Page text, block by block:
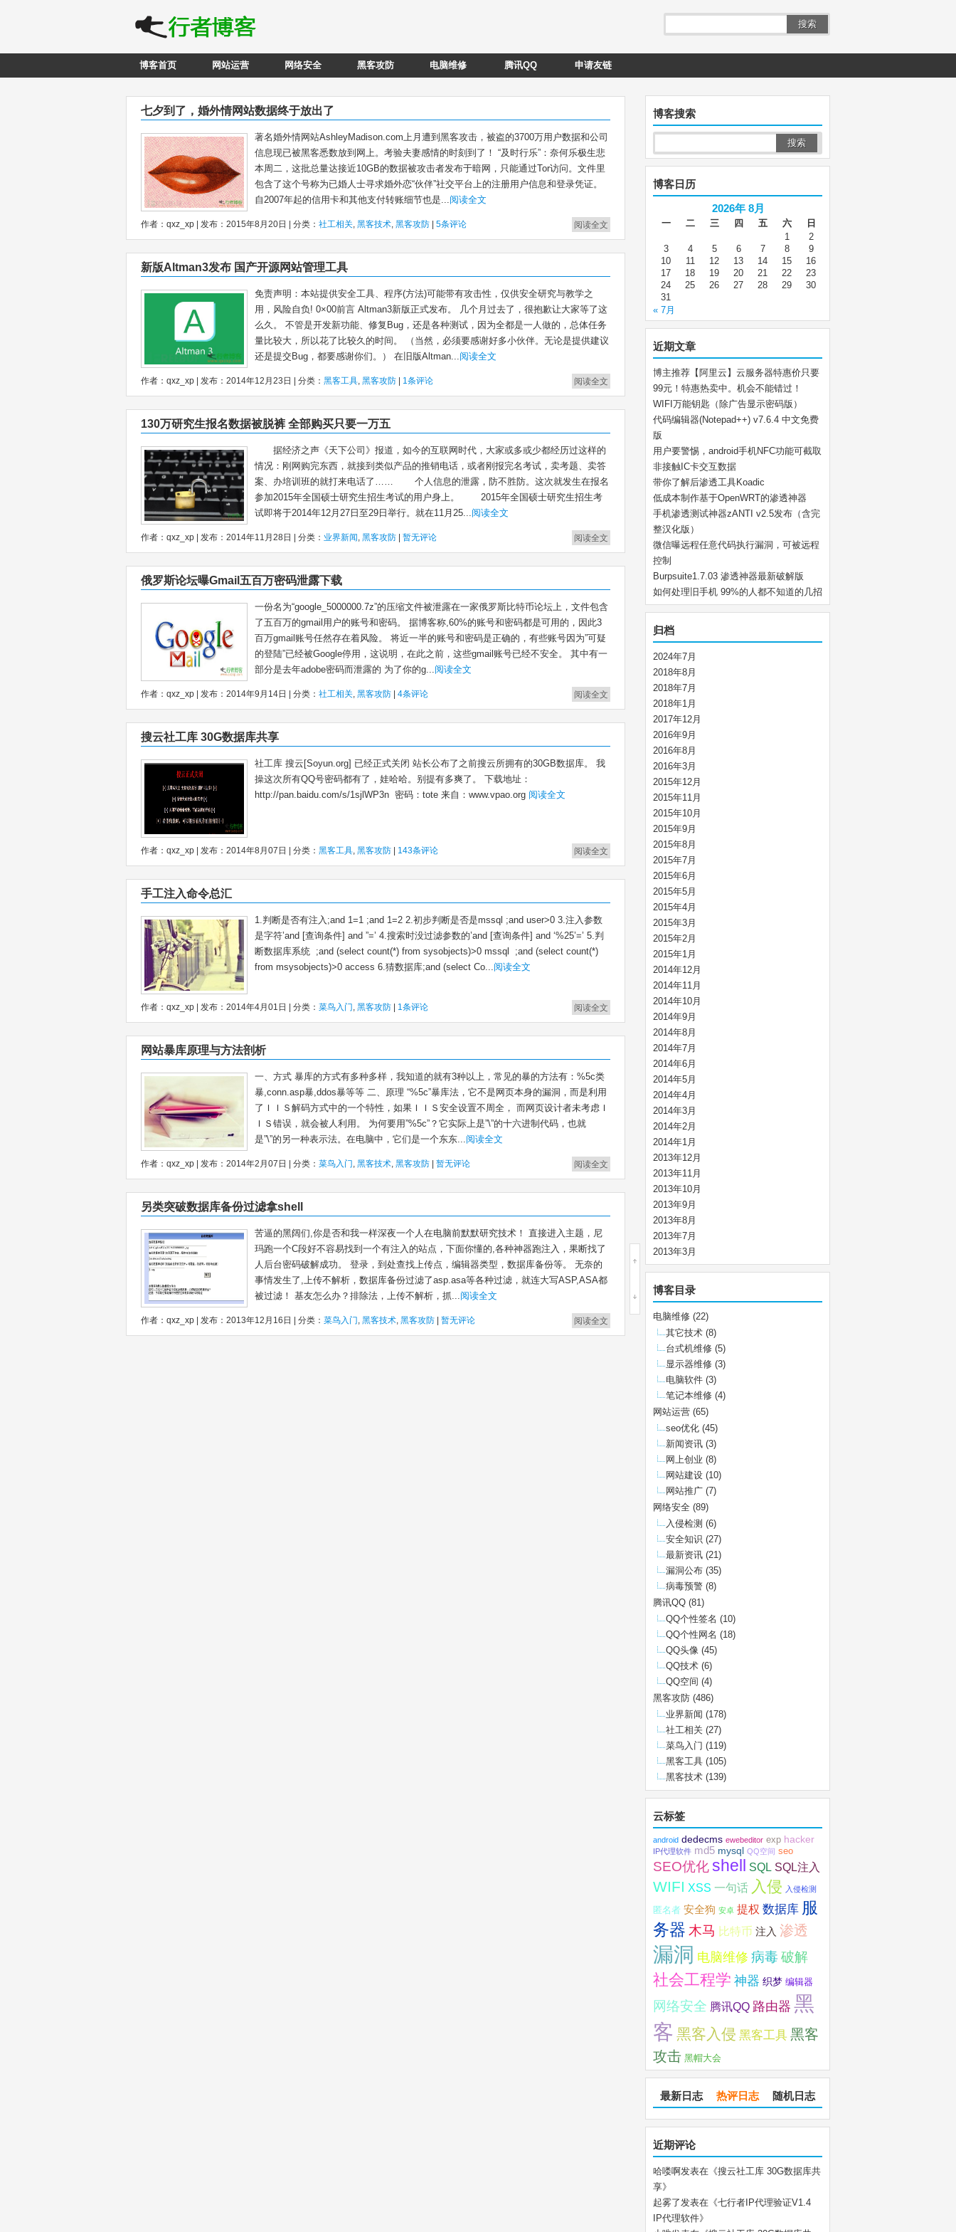
搜索
博客首页 网站运营 网络安全 黑客攻防 电脑维修 腾讯QQ 申请友链
七夕到了，婚外情网站数据终于放出了
著名婚外情网站AshleyMadison.com上月遭到黑客攻击，被盗的3700万用户数据和公司
信息现已被黑客悉数放到网上。考验夫妻感情的时刻到了！ “及时行乐”：奈何乐极生悲
本周二，这批总量达接近10GB的数据被攻击者发布于暗网，只能通过Tor访问。文件里
包含了这个号称为已婚人士寻求婚外恋“伙伴”社交平台上的注册用户信息和登录凭证。
自2007年起的信用卡和其他支付转账细节也是...阅读全文
作者：qxz_xp | 发布：2015年8月20日 | 分类： 社工相关, 黑客技术, 黑客攻防 5条评论 阅读全文
新版Altman3发布 国产开源网站管理工具
免责声明：本站提供安全工具、程序(方法)可能带有攻击性，仅供安全研究与教学之
用，风险自负! 0×00前言 Altman3新版正式发布。 几个月过去了，很抱歉让大家等了这
么久。 不管是开发新功能、修复Bug，还是各种测试，因为全都是一人做的，总体任务
量比较大，所以花了比较久的时间。 （当然，必须要感谢好多小伙伴。无论是提供建议
还是提交Bug，都要感谢你们。） 在旧版Altman...阅读全文
作者：qxz_xp | 发布：2014年12月23日 | 分类： 黑客工具, 黑客攻防 1条评论 阅读全文
130万研究生报名数据被脱裤 全部购买只要一万五
据经济之声《天下公司》报道，如今的互联网时代，大家或多或少都经历过这样的
情况：刚网购完东西，就接到类似产品的推销电话，或者刚报完名考试，卖考题、卖答
案、办培训班的就打来电话了…… 个人信息的泄露，防不胜防。这次就发生在报名
参加2015年全国硕士研究生招生考试的用户身上。 2015年全国硕士研究生招生考
试即将于2014年12月27日至29日举行。就在11月25...阅读全文
作者：qxz_xp | 发布：2014年11月28日 | 分类： 业界新闻, 黑客攻防 暂无评论 阅读全文
俄罗斯论坛曝Gmail五百万密码泄露下载
一份名为“google_5000000.7z”的压缩文件被泄露在一家俄罗斯比特币论坛上，文件包含
了五百万的gmail用户的账号和密码。 据博客称,60%的账号和密码都是可用的，因此3
百万gmail账号任然存在着风险。 将近一半的账号和密码是正确的，有些账号因为”可疑
的登陆”已经被Google停用，这说明，在此之前，这些gmail账号已经不安全。 其中有一
部分是去年adobe密码而泄露的 为了你的g...阅读全文
作者：qxz_xp | 发布：2014年9月14日 | 分类： 社工相关, 黑客攻防 4条评论 阅读全文
搜云社工库 30G数据库共享
社工库 搜云[Soyun.org] 已经正式关闭 站长公布了之前搜云所拥有的30GB数据库。 我
操这次所有QQ号密码都有了，娃哈哈。别提有多爽了。 下载地址：
http://pan.baidu.com/s/1sjlWP3n 密码：tote 来自：www.vpao.org 阅读全文
作者：qxz_xp | 发布：2014年8月07日 | 分类： 黑客工具, 黑客攻防 143条评论 阅读全文
手工注入命令总汇
1.判断是否有注入;and 1=1 ;and 1=2 2.初步判断是否是mssql ;and user>0 3.注入参数
是字符’and [查询条件] and ”=’ 4.搜索时没过滤参数的’and [查询条件] and ‘%25’=’ 5.判
断数据库系统 ;and (select count(*) from sysobjects)>0 mssql ;and (select count(*)
from msysobjects)>0 access 6.猜数据库;and (select Co...阅读全文
作者：qxz_xp | 发布：2014年4月01日 | 分类： 菜鸟入门, 黑客攻防 1条评论 阅读全文
网站暴库原理与方法剖析
一、方式 暴库的方式有多种多样，我知道的就有3种以上，常见的暴的方法有：%5c类
暴,conn.asp暴,ddos暴等等 二、原理 “%5c”暴库法，它不是网页本身的漏洞，而是利用
了ＩＩＳ解码方式中的一个特性，如果ＩＩＳ安全设置不周全， 而网页设计者未考虑Ｉ
ＩＳ错误，就会被人利用。 为何要用”%5c”？它实际上是”\”的十六进制代码，也就
是”\”的另一种表示法。在电脑中，它们是一个东东...阅读全文
作者：qxz_xp | 发布：2014年2月07日 | 分类： 菜鸟入门, 黑客技术, 黑客攻防 暂无评论 阅读全文
另类突破数据库备份过滤拿shell
苦逼的黑阔们,你是否和我一样深夜一个人在电脑前默默研究技术！ 直接进入主题，尼
玛跑一个C段好不容易找到一个有注入的站点，下面你懂的,各种神器跑注入，果断找了
人后台密码破解成功。 登录，到处查找上传点，编辑器类型，数据库备份等。 无奈的
事情发生了,上传不解析，数据库备份过滤了asp.asa等各种过滤，就连大写ASP,ASA都
被过滤！ 基友怎么办？排除法，上传不解析，抓...阅读全文
作者：qxz_xp | 发布：2013年12月16日 | 分类： 菜鸟入门, 黑客技术, 黑客攻防 暂无评论 阅读全文
博客搜索
博客日历
2026年 8月
一 二 三 四 五 六
日
1
2
3
4 5 6 7 8
9
10
11 12 13 14 15
16
17
18 19 20 21 22
23
24
25 26 27 28 29
30
31
« 7月
近期文章
博主推荐【阿里云】云服务器特惠价只要
99元！特惠热卖中。机会不能错过！
WIFI万能钥匙（除广告显示密码版）
代码编辑器(Notepad++) v7.6.4 中文免费
版
用户要警惕，android手机NFC功能可截取
非接触IC卡交互数据
带你了解后渗透工具Koadic
低成本制作基于OpenWRT的渗透神器
手机渗透测试神器zANTI v2.5发布（含完
整汉化版）
微信曝远程任意代码执行漏洞，可被远程
控制
Burpsuite1.7.03 渗透神器最新破解版
如何处理旧手机 99%的人都不知道的几招
归档
2024年7月
2018年8月
2018年7月
2018年1月
2017年12月
2016年9月
2016年8月
2016年3月
2015年12月
2015年11月
2015年10月
2015年9月
2015年8月
2015年7月
2015年6月
2015年5月
2015年4月
2015年3月
2015年2月
2015年1月
2014年12月
2014年11月
2014年10月
2014年9月
2014年8月
2014年7月
2014年6月
2014年5月
2014年4月
2014年3月
2014年2月
2014年1月
2013年12月
2013年11月
2013年10月
2013年9月
2013年8月
2013年7月
2013年3月
博客目录
电脑维修 (22)
其它技术 (8)
台式机维修 (5)
显示器维修 (3)
电脑软件 (3)
笔记本维修 (4)
网站运营 (65)
seo优化 (45)
新闻资讯 (3)
网上创业 (8)
网站建设 (10)
网站推广 (7)
网络安全 (89)
入侵检测 (6)
安全知识 (27)
最新资讯 (21)
漏洞公布 (35)
病毒预警 (8)
腾讯QQ (81)
QQ个性签名 (10)
QQ个性网名 (18)
QQ头像 (45)
QQ技术 (6)
QQ空间 (4)
黑客攻防 (486)
业界新闻 (178)
社工相关 (27)
菜鸟入门 (119)
黑客工具 (105)
黑客技术 (139)
云标签
android dedecms ewebeditor exp hacker
IP代理软件 md5 mysql QQ空间 seo
SEO优化shell SQL SQL注入
WIFI XSS 一句话 入侵 入侵检测
匿名者 安全狗 安卓 提权 数据库 服
务器 木马 比特币 注入 渗透
漏洞 电脑维修 病毒 破解
社会工程学 神器 织梦 编辑器
网络安全 腾讯QQ 路由器 黑
客 黑客入侵 黑客工具 黑客
攻击 黑帽大会
最新日志 热评日志 随机日志
近期评论
哈喽啊发表在《搜云社工库 30G数据库共
享》
起雾了发表在《七行者IP代理验证V1.4
IP代理软件》